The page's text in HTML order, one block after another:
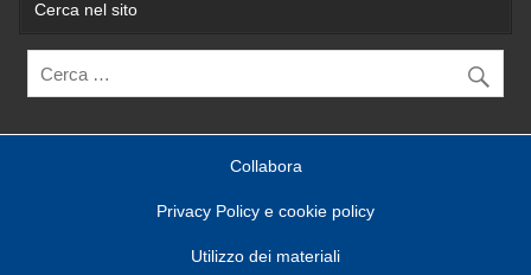
Cerca nel sito
Collabora
Privacy Policy e cookie policy
Utilizzo dei materiali